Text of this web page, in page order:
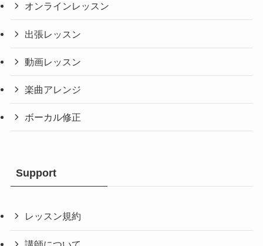
オンラインレッスン
出張レッスン
動画レッスン
楽曲アレンジ
ボーカル修正
Support
レッスン規約